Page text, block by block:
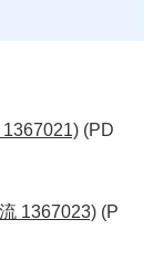
(PD
1367023) (P